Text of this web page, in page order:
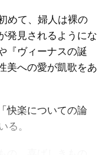
めて、婦人は裸の
発見されるようにな
『ヴィーナスの誕
美への愛が凱歌をあ
快楽についての論
る。